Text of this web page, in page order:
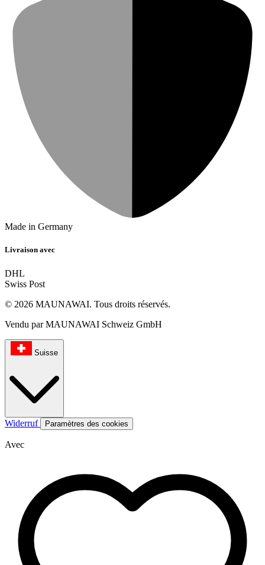
Made in Germany
Livraison avec
DHL
Swiss Post
© 2026 MAUNAWAI. Tous droits réservés.
Vendu par MAUNAWAI Schweiz GmbH
Suisse
Widerruf Paramètres des cookies
Avec